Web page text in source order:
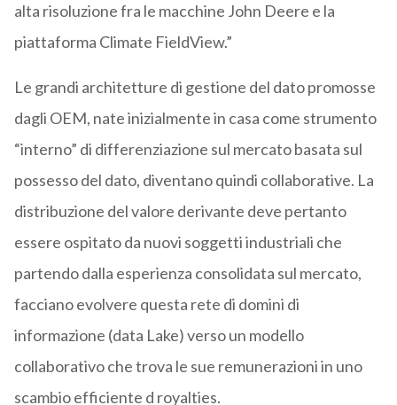
alta risoluzione fra le macchine John Deere e la
piattaforma Climate FieldView.”
Le grandi architetture di gestione del dato promosse
dagli OEM, nate inizialmente in casa come strumento
“interno” di differenziazione sul mercato basata sul
possesso del dato, diventano quindi collaborative. La
distribuzione del valore derivante deve pertanto
essere ospitato da nuovi soggetti industriali che
partendo dalla esperienza consolidata sul mercato,
facciano evolvere questa rete di domini di
informazione (data Lake) verso un modello
collaborativo che trova le sue remunerazioni in uno
scambio efficiente d royalties.